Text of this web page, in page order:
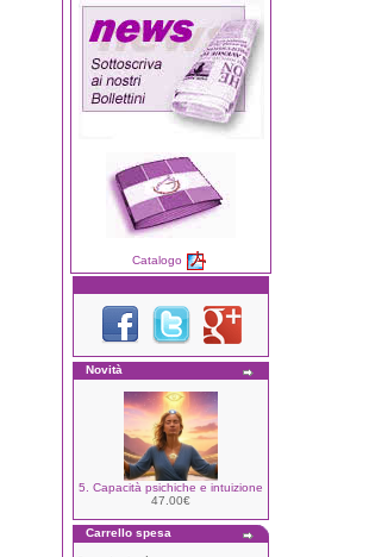
Catalogo
Novità
5. Capacità psichiche e intuizione
47.00€
Carrello spesa